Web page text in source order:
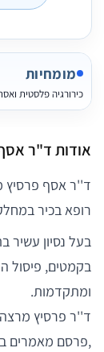
מומחיות
כירורגיה פלסטית
אודות ד"ר אסף
ד''ר אסף פרסיץ
רופא בכיר
בעל נסיון עשיר
בקמטים, פיסול
ומתקדמות.
ד''ר פרסיץ
,פרסם מאמרים